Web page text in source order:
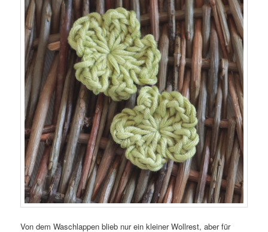
Von dem Waschlappen blieb nur ein kleiner Wollrest, aber für